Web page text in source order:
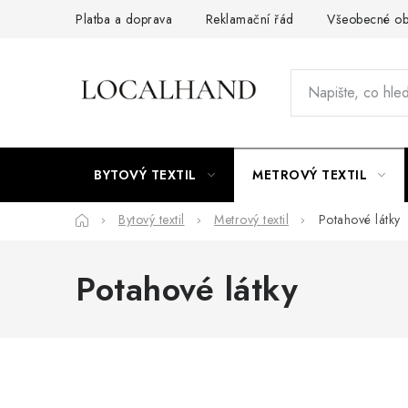
Platba a doprava Reklamační řád Všeobecné
BYTOVÝ TEXTIL METROVÝ TEXTIL
DomůBytový textil Metrový textil Potahové látky
Potahové látky